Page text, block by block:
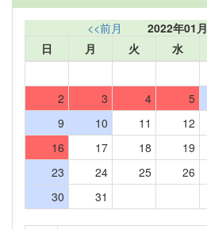
<<前月 2022年01月
日
月 火 水
2
3 4 5
9
10 11 12
16
17 18 19
23
24 25 26
30
31